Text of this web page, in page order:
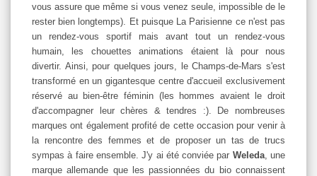
vous assure que même si vous venez seule, impossible de le
rester bien longtemps). Et puisque La Parisienne ce n'est pas
un rendez-vous sportif mais avant tout un rendez-vous
humain, les chouettes animations étaient là pour nous
divertir. Ainsi, pour quelques jours, le Champs-de-Mars s'est
transformé en un gigantesque centre d'accueil exclusivement
réservé au bien-être féminin (les hommes avaient le droit
d'accompagner leur chères & tendres :). De nombreuses
marques ont également profité de cette occasion pour venir à
la rencontre des femmes et de proposer un tas de trucs
sympas à faire ensemble. J'y ai été conviée par Weleda, une
marque allemande que les passionnées du bio connaissent